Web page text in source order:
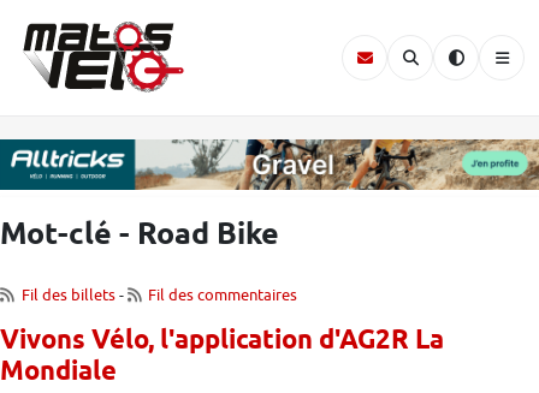
Mot-clé - Road Bike
Fil des billets- Fil des commentaires
Vivons Vélo, l'application d'AG2R La
Mondiale